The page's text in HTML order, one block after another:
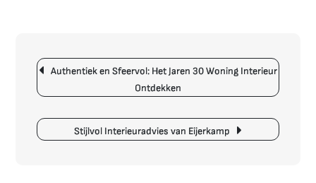
Optimaal
Inrichten
Grote
Woonkamer
Berichtnavigatie
Authentiek en Sfeervol: Het Jaren 30 Woning Interieur
Ontdekken
Stijlvol Interieuradvies van Eijerkamp